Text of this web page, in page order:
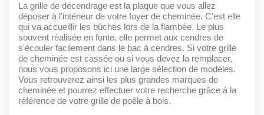
La grille de décendrage est la plaque que vous allez
déposer à l'intérieur de votre foyer de cheminée. C'est elle
qui va accueillir les bûches lors de la flambée. Le plus
souvent réalisée en fonte, elle permet aux cendres de
s'écouler facilement dans le bac à cendres. Si votre grille
de cheminée est cassée ou si vous devez la remplacer,
nous vous proposons ici une large sélection de modèles.
Vous retrouverez ainsi les plus grandes marques de
cheminée et pourrez effectuer votre recherche grâce à la
référence de votre grille de poêle à bois.